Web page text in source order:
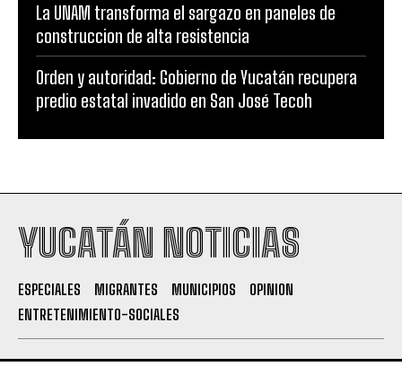
La UNAM transforma el sargazo en paneles de
construccion de alta resistencia
Orden y autoridad: Gobierno de Yucatán recupera
predio estatal invadido en San José Tecoh
YUCATÁN NOTICIAS
ESPECIALES MIGRANTES MUNICIPIOS
OPINION
ENTRETENIMIENTO-SOCIALES